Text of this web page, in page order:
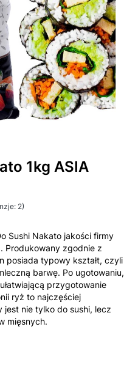
1kg ASIA
2)
Sushi Nakato jakości firmy
Produkowany zgodnie z
posiada typowy kształt, czyli
barwę. Po ugotowaniu,
przygotowanie
ryż to najczęściej
nie tylko do sushi, lecz
mięsnych.